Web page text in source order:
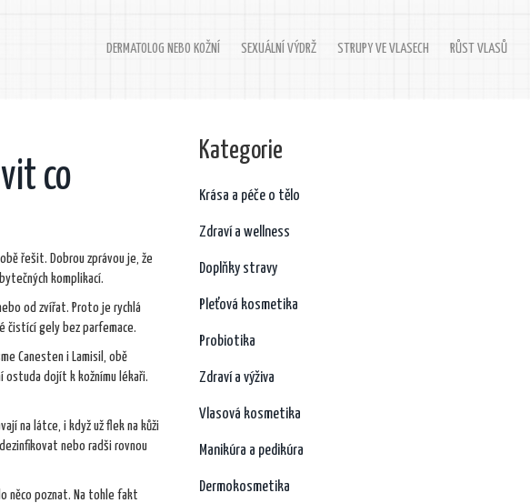
DERMATOLOG NEBO KOŽNÍ SEXUÁLNÍ VÝDRŽ STRUPY VE VLASECH RŮST VLASŮ
co
řešit. Dobrou zprávou je, že
komplikací.
od zvířat. Proto je rychlá
čistící gely bez parfemace.
Canesten i Lamisil, obě
ostuda dojít k kožnímu lékaři.
na látce, i když už flek na kůži
nebo radši rovnou
něco poznat. Na tohle fakt
Kategorie
Krása a péče o tělo
Zdraví a wellness
Doplňky stravy
Pleťová kosmetika
Probiotika
Zdraví a výživa
Vlasová kosmetika
Manikúra a pedikúra
Dermokosmetika